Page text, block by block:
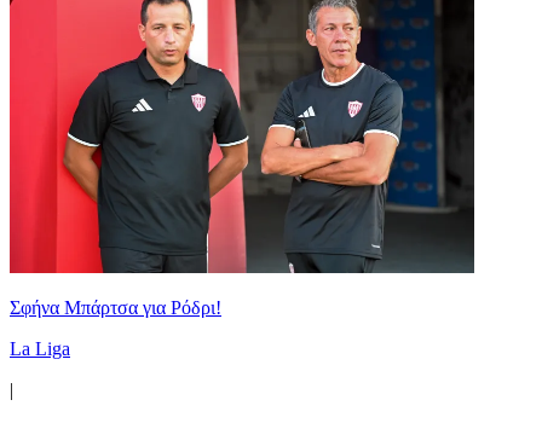
Σφήνα Μπάρτσα για Ρόδρι!
La Liga
|